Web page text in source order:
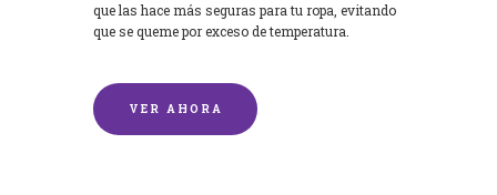
que las hace más seguras para tu ropa, evitando
que se queme por exceso de temperatura.
VER AHORA